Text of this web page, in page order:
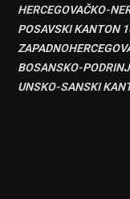
HERCEGOVAČKO-
POSAVSKI KANTON
BOSANSKO-
UNSKO-SANSKI